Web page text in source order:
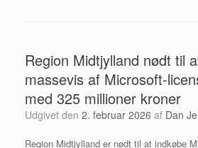
Region Midtjylland nødt til
massevis af Microsoft-
med 325 millioner kroner
Udgivet den 2. februar 2026 af Dan
Region Midtjylland er nødt til at indkøbe